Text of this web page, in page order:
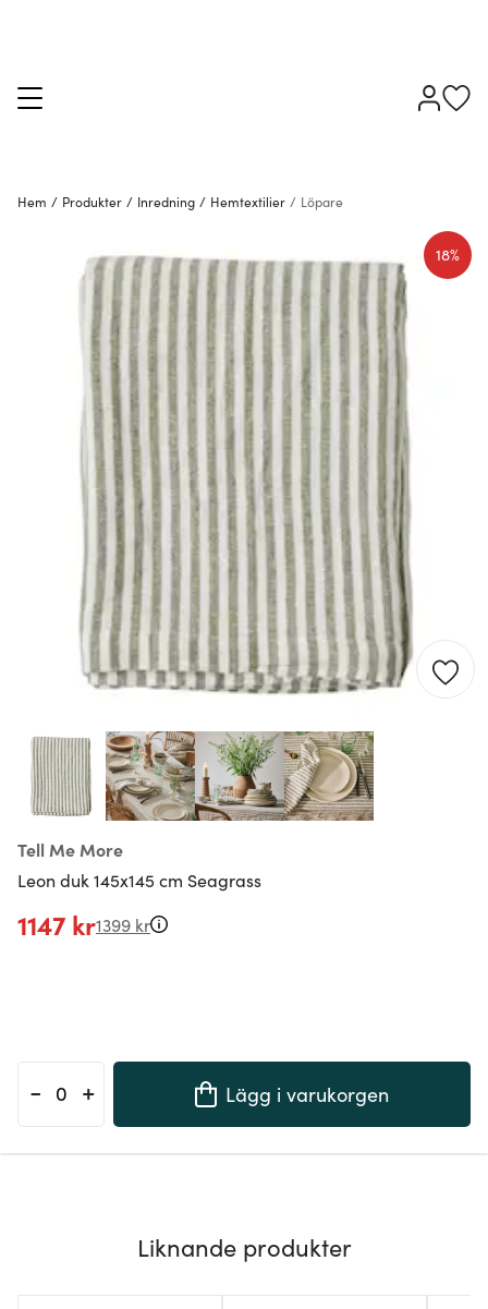
Hem / Produkter / Inredning / Hemtextilier / Löpare
Tell Me More
Leon duk 145x145 cm Seagrass
18%
1147 kr1399 kr
- + Lägg i varukorgen
Liknande produkter